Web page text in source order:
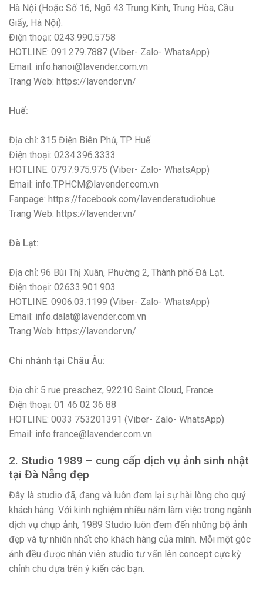
Hà Nội (Hoặc Số 16, Ngõ 43 Trung Kính, Trung Hòa, Cầu
Giấy, Hà Nội).
Điện thoại: 0243.990.5758
HOTLINE: 091.279.7887 (Viber- Zalo- WhatsApp)
Email: info.hanoi@lavender.com.vn
Trang Web: https://lavender.vn/
Huế:
Địa chỉ: 315 Điện Biên Phủ, TP Huế.
Điện thoại: 0234.396.3333
HOTLINE: 0797.975.975 (Viber- Zalo- WhatsApp)
Email: info.TPHCM@lavender.com.vn
Fanpage: https://facebook.com/lavenderstudiohue
Trang Web: https://lavender.vn/
Đà Lạt:
Địa chỉ: 96 Bùi Thị Xuân, Phường 2, Thành phố Đà Lạt.
Điện thoại: 02633.901.903
HOTLINE: 0906.03.1199 (Viber- Zalo- WhatsApp)
Email: info.dalat@lavender.com.vn
Trang Web: https://lavender.vn/
Chi nhánh tại Châu Âu:
Địa chỉ: 5 rue preschez, 92210 Saint Cloud, France
Điện thoại: 01 46 02 36 88
HOTLINE: 0033 753201391 (Viber- Zalo- WhatsApp)
Email: info.france@lavender.com.vn
2. Studio 1989 – cung cấp dịch vụ ảnh sinh nhật
tại Đà Nẵng đẹp
Đây là studio đã, đang và luôn đem lại sự hài lòng cho quý
khách hàng. Với kinh nghiệm nhiều năm làm việc trong ngành
dịch vụ chụp ảnh, 1989 Studio luôn đem đến những bộ ảnh
đẹp và tự nhiên nhất cho khách hàng của mình. Mỗi một góc
ảnh đều được nhân viên studio tư vấn lên concept cực kỳ
chỉnh chu dựa trên ý kiến các bạn.